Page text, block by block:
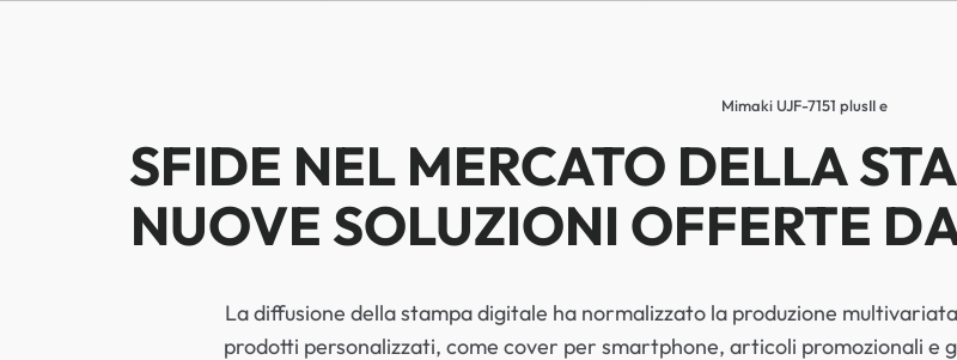
Mimaki UJF-7151 plusII e
SFIDE NEL MERCATO DELLA
NUOVE SOLUZIONI OFFERTE
La diffusione della stampa digitale ha normalizzato la produzione
prodotti personalizzati, come cover per smartphone, articoli promozionali e